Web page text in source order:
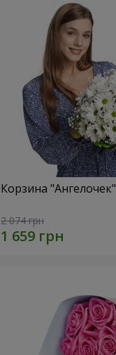
Корзина "Ангелочек"
2 074 грн